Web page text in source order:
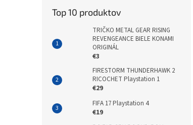
Top 10 produktov
TRIČKO METAL GEAR RISING
REVENGEANCE BIELE KONAMI
ORIGINÁL
€3
FIRESTORM THUNDERHAWK 2
RICOCHET Playstation 1
€29
FIFA 17 Playstation 4
€19